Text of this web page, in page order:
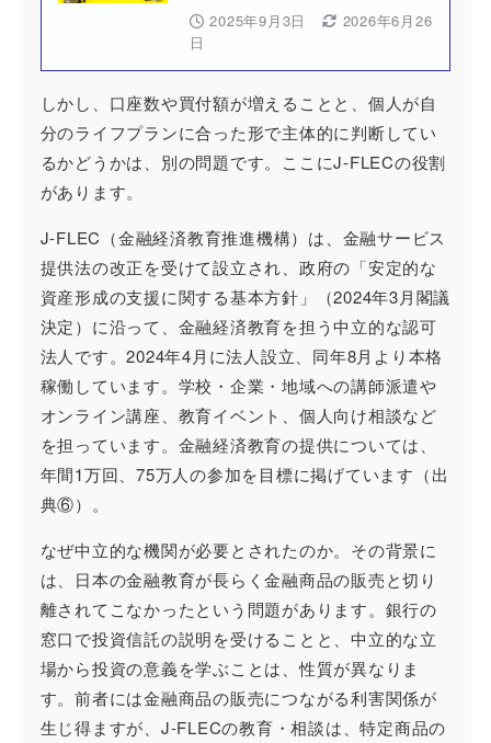
2025年9月3日
2026年6月26
日
しかし、口座数や買付額が増えることと、個人が自
分のライフプランに合った形で主体的に判断してい
るかどうかは、別の問題です。ここにJ-FLECの役割
があります。
J-FLEC（金融経済教育推進機構）は、金融サービス
提供法の改正を受けて設立され、政府の「安定的な
資産形成の支援に関する基本方針」（2024年3月閣議
決定）に沿って、金融経済教育を担う中立的な認可
法人です。2024年4月に法人設立、同年8月より本格
稼働しています。学校・企業・地域への講師派遣や
オンライン講座、教育イベント、個人向け相談など
を担っています。金融経済教育の提供については、
年間1万回、75万人の参加を目標に掲げています（出
典⑥）。
なぜ中立的な機関が必要とされたのか。その背景に
は、日本の金融教育が長らく金融商品の販売と切り
離されてこなかったという問題があります。銀行の
窓口で投資信託の説明を受けることと、中立的な立
場から投資の意義を学ぶことは、性質が異なりま
す。前者には金融商品の販売につながる利害関係が
生じ得ますが、J-FLECの教育・相談は、特定商品の